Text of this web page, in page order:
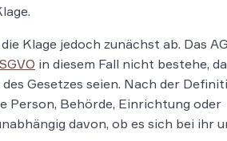
die Klage jedoch zunächst ab. Das AG
in diesem Fall nicht bestehe, da
Gesetzes seien. Nach der
Person, Behörde, Einrichtung oder
davon, ob es sich bei ihr